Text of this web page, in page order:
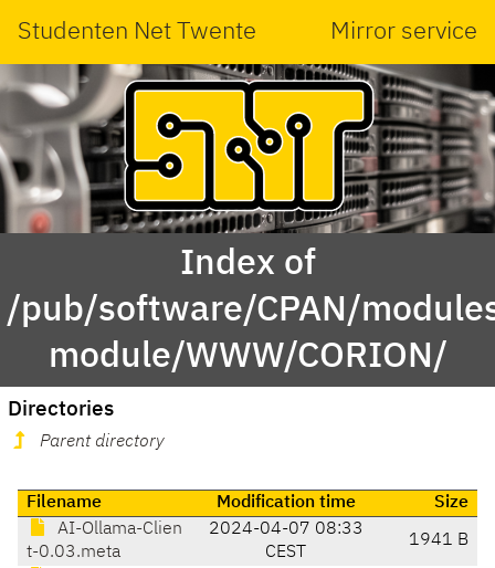
Studenten Net Twente Mirror service
Index of
/pub/software/CPAN/
module/WWW/CORION/
Directories
Parent directory
Filename Modification time
Size
AI-Ollama-Clien
t-0.03.meta
2024-04-07 08:33
CEST
1941 B